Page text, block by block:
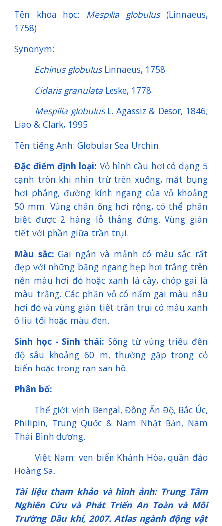
Tên khoa học: Mespilia globulus(Linnaeus,
1758)
Synonym:
Echinus globulusLinnaeus, 1758
Cidaris granulata Leske, 1778
Mespilia globulusL. Agassiz & Desor, 1846;
Liao & Clark, 1995
Tên tiếng Anh: Globular Sea Urchin
Đặc điểm định loại: Vỏ hình cầu hơi có dạng 5
cạnh tròn khi nhìn trừ trên xuống, mặt bụng
hơi phẳng, đường kính ngang của vỏ khoảng
50 mm. Vùng chân ống hơi rộng, có thể phân
biệt được 2 hàng lỗ thẳng đứng. Vùng gián
tiết với phần giữa trần trụi.
Màu sắc: Gai ngắn và mảnh có màu sắc rất
đẹp với những băng ngang hẹp hơi trắng trên
nền màu hơi đỏ hoặc xanh lá cây, chóp gai là
màu trắng. Các phần vỏ có nấm gai màu nâu
hơi đỏ và vùng gián tiết trần trụi có màu xanh
ô liu tối hoặc màu đen.
Sinh học - Sinh thái: Sống từ vùng triều đến
độ sâu khoảng 60 m, thường gặp trong cỏ
biển hoặc trong rạn san hô.
Phân bố:
Thế giới: vịnh Bengal, Đông Ấn Độ, Bắc Úc,
Philipin, Trung Quốc & Nam Nhật Bản, Nam
Thái Bình dương.
Việt Nam: ven biển Khánh Hòa, quần đảo
Hoàng Sa.
Tài liệu tham khảo và hình ảnh: Trung Tâm
Nghiên Cứu và Phát Triển An Toàn và Môi
Trường Dầu khí, 2007. Atlas ngành động vật